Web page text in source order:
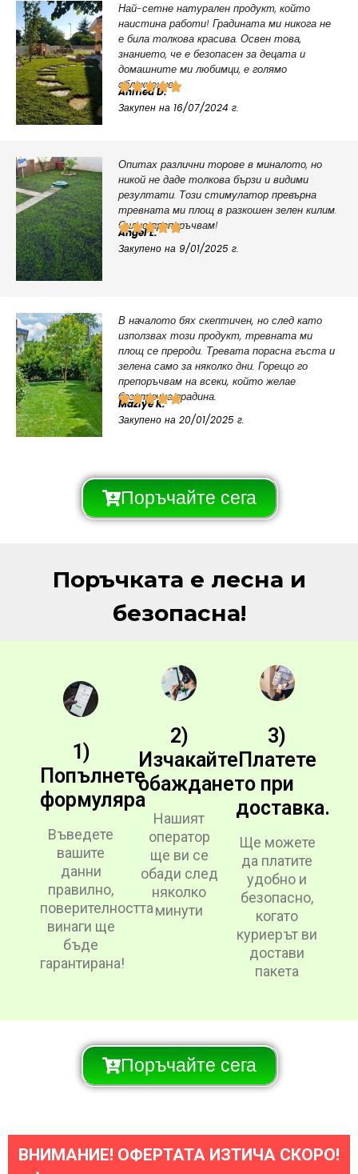
Най-сетне натурален продукт, който
наистина работи! Градината ми никога не
е била толкова красива. Освен това,
знанието, че е безопасен за децата и
домашните ми любимци, е голямо
облекчение.
Ahmed D.
Закупен на 16/07/2024 г.
Опитах различни торове в миналото, но
никой не даде толкова бързи и видими
резултати. Този стимулатор превърна
тревната ми площ в разкошен зелен килим.
Силно препоръчвам!
Angel L.
Закупено на 9/01/2025 г.
В началото бях скептичен, но след като
използвах този продукт, тревната ми
площ се прероди. Тревата порасна гъста и
зелена само за няколко дни. Горещо го
препоръчвам на всеки, който желае
безупречна градина.
Maziye K.
Закупено на 20/01/2025 г.
Поръчайте сега
Поръчката е лесна и
безопасна!
1)
Попълнете
формуляра
Въведете
вашите
данни
правилно,
поверителността
винаги ще
бъде
гарантирана!
2)
Изчакайте
обаждането
Нашият
оператор
ще ви се
обади след
няколко
минути
3)
Платете
при
доставка.
Ще можете
да платите
удобно и
безопасно,
когато
куриерът ви
достави
пакета
Поръчайте сега
ВНИМАНИЕ! ОФЕРТАТА ИЗТИЧА СКОРО!